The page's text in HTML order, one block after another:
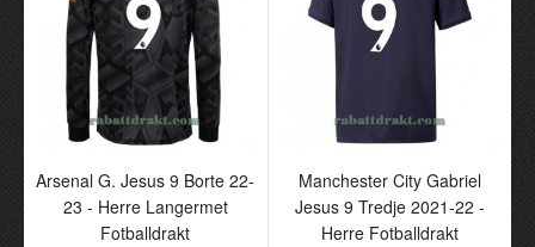
720NOK 305NOK 720NOK 305NOK
Arsenal G. Jesus 9 Borte 22-
23 - Herre Langermet
Fotballdrakt
Manchester City Gabriel
Jesus 9 Tredje 2021-22 -
Herre Fotballdrakt